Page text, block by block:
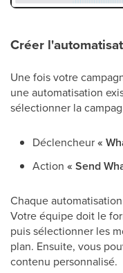
Créer
Une fois votre
une automatisation
sélectionner la
Déclencheur«
Action « Send
Chaque
Votre équipe doit le
puis sélectionner les
plan. Ensuite, vous
contenu personnalisé.